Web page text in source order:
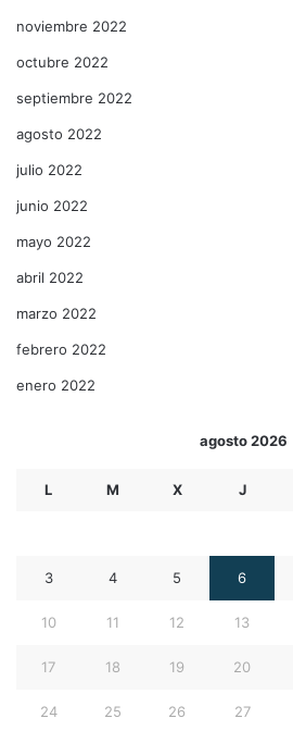
noviembre 2022
octubre 2022
septiembre 2022
agosto 2022
julio 2022
junio 2022
mayo 2022
abril 2022
marzo 2022
febrero 2022
enero 2022
agosto 2026
L M X J
3 4 5 6
10 11 12 13
17 18 19 20
24 25 26 27